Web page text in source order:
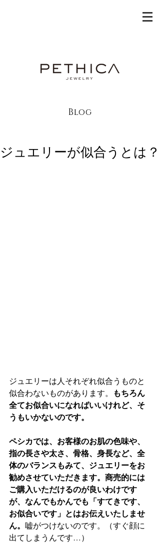
Blog
ジュエリーが似合うとは？
ジュエリーは人それぞれ似合うものと
似合わないものがあります。
もちろん
全てお似合いになればいいけれど、そ
うもいかないのです。
ペシカでは、お客様のお肌の色味や、
指の長さや太さ、骨格、身長など、全
体のバランスもみて、ジュエリーをお
勧めさせていただきます。商売的には
ご購入いただけるのが良いわけです
が、なんでもかんでも「すてきです、
お似合いです」とはお伝えいたしませ
ん。 嘘がつけないのです。（すぐ顔に
出てしまうんです…）